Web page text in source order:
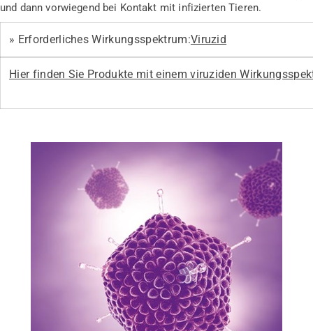
und dann vorwiegend bei Kontakt mit infizierten Tieren.
» Erforderliches Wirkungsspektrum:Viruzid
Hier finden Sie Produkte mit einem viruziden